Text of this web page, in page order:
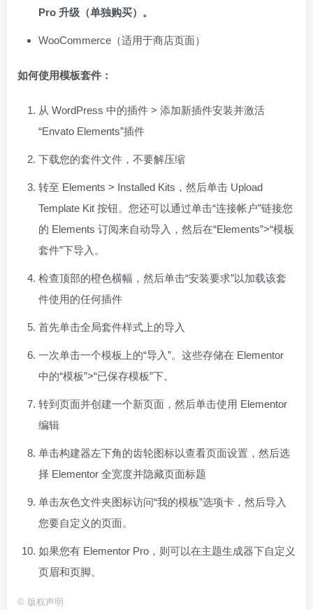
Pro 升级（单独购买）。
WooCommerce（适用于商店页面）
如何使用模板套件：
从 WordPress 中的插件 > 添加新插件安装并激活
“Envato Elements”插件
下载您的套件文件，不要解压缩
转至 Elements > Installed Kits，然后单击 Upload
Template Kit 按钮。您还可以通过单击“连接帐户”链接您
的 Elements 订阅来自动导入，然后在“Elements”>“模板
套件”下导入。
检查顶部的橙色横幅，然后单击“安装要求”以加载该套
件使用的任何插件
首先单击全局套件样式上的导入
一次单击一个模板上的“导入”。这些存储在 Elementor
中的“模板”>“已保存模板”下。
转到页面并创建一个新页面，然后单击使用 Elementor
编辑
单击构建器左下角的齿轮图标以查看页面设置，然后选
择 Elementor 全宽度并隐藏页面标题
单击灰色文件夹图标访问“我的模板”选项卡，然后导入
您要自定义的页面。
如果您有 Elementor Pro，则可以在主题生成器下自定义
页眉和页脚。
© 版权声明